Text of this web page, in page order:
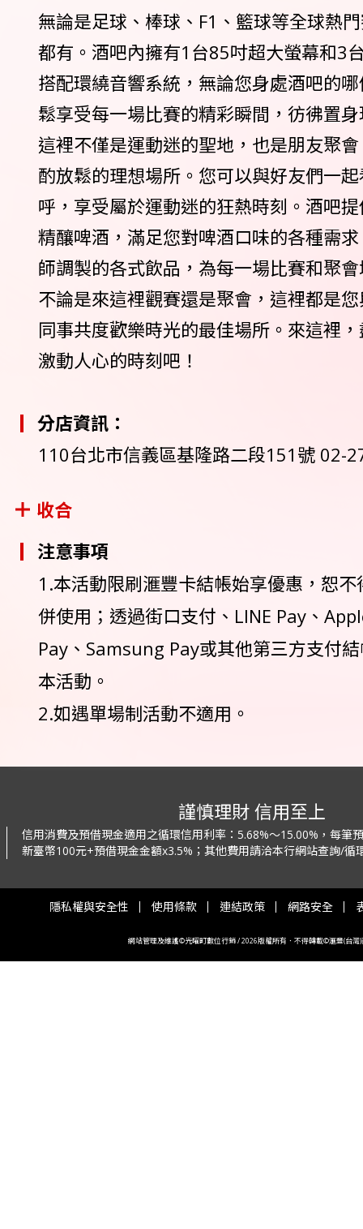
無論是足球、棒球、F1、籃球等全球熱
都有。酒吧內擁有1台85吋超大螢幕和3
搭配環繞音響系統，無論您身處酒吧的
鬆享受每一場比賽的精彩瞬間，彷彿置
這裡不僅是運動迷的聖地，也是朋友聚
酌放鬆的理想場所。您可以與好友們一
呼，享受屬於運動迷的狂熱時刻。酒吧
精釀啤酒，滿足您對啤酒口味的各種需
師調製的各式飲品，為每一場比賽和聚
不論是來這裡觀賽還是聚會，這裡都是
同事共度歡樂時光的最佳場所。來這裡
激動人心的時刻吧！
分店資訊：
110台北市信義區基隆路二段151號 02-
收合
注意事項
1.本活動限刷滙豐卡結帳始享優惠，恕
併使用；透過街口支付、LINE Pay、
Pay、Samsung Pay或其他第三方支付
本活動。
2.如遇單場制活動不適用。
謹慎理財 信用至上
信用消費及預借現金適用之循環信用利率： 5.68%～15.00%，每筆
新臺幣100元+預借現金金額x3.5%； 其他費用請洽本行網站查詢/循
隱私權與安全性 使用條款 連結政策 網路安全
網站管理及維護©光曜町數位行銷 / 2026版權所有．不得轉載©滙豐(台灣